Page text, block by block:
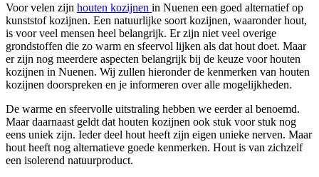
Voor velen zijn houten kozijnen in Nuenen een goed alternatief op
kunststof kozijnen. Een natuurlijke soort kozijnen, waaronder hout,
is voor veel mensen heel belangrijk. Er zijn niet veel overige
grondstoffen die zo warm en sfeervol lijken als dat hout doet. Maar
er zijn nog meerdere aspecten belangrijk bij de keuze voor houten
kozijnen in Nuenen. Wij zullen hieronder de kenmerken van houten
kozijnen doorspreken en je informeren over alle mogelijkheden.
De warme en sfeervolle uitstraling hebben we eerder al benoemd.
Maar daarnaast geldt dat houten kozijnen ook stuk voor stuk nog
eens uniek zijn. Ieder deel hout heeft zijn eigen unieke nerven. Maar
hout heeft nog alternatieve goede kenmerken. Hout is van zichzelf
een isolerend natuurproduct.